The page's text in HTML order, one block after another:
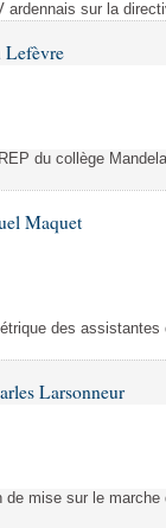
sur la
Lefèvre
du collège
Maquet
des
Larsonneur
mise sur le